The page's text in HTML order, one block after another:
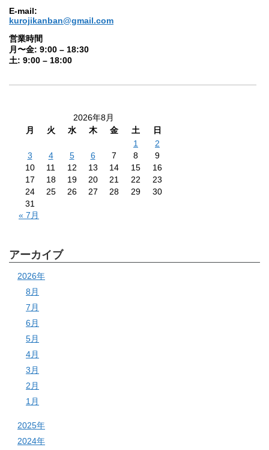
E-mail:
kurojikanban@gmail.com
営業時間
月〜金: 9:00 – 18:30
土: 9:00 – 18:00
2026年8月
月
火 水 木 金 土
日
1
2
3
4 5 6 7 8
9
10
11 12 13 14 15
16
17
18 19 20 21 22
23
24
25 26 27 28 29
30
31
« 7月
アーカイブ
2026年
8月
7月
6月
5月
4月
3月
2月
1月
2025年
2024年